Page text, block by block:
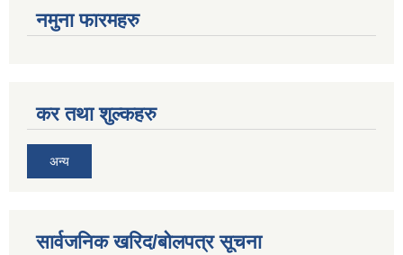
नमुना फारमहरु
कर तथा शुल्कहरु
अन्य
सार्वजनिक खरिद/बोलपत्र सूचना